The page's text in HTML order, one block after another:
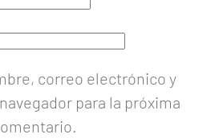
correo electrónico y
para la próxima